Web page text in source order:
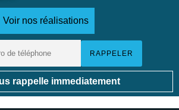
Voir nos réalisations
rappelle immediatement